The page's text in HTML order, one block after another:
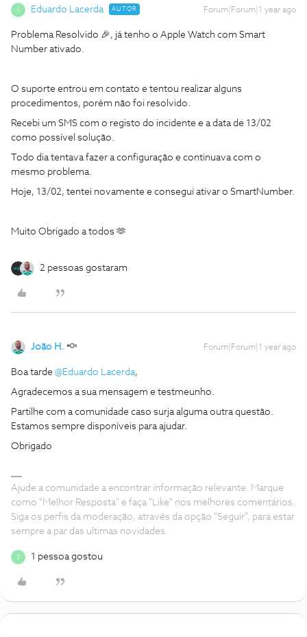
E Eduardo Lacerda AUTOR Forum|Forum|1 year ago
Problema Resolvido 🎉, já tenho o Apple Watch com Smart
Number ativado.
O suporte entrou em contato e tentou realizar alguns
procedimentos, porém não foi resolvido.
Recebi um SMS com o registo do incidente e a data de 13/02
como possível solução.
Todo dia tentava fazer a configuração e continuava com o
mesmo problema.
Hoje, 13/02, tentei novamente e consegui ativar o SmartNumber.
Muito Obrigado a todos 🫶
2 pessoas gostaram
João H. Forum|Forum|1 year ago
Boa tarde ​ @Eduardo Lacerda,
Agradecemos a sua mensagem e testmeunho.
Partilhe com a comunidade caso surja alguma outra questão.
Estamos sempre disponíveis para ajudar.
Obrigado
Ajude a comunidade a encontrar informação relevante. Marque
como "Melhor Resposta" e faça "Like" nos melhores comentários.
Siga os perfis da moderação, através da opção "Seguir", para estar
sempre a par das ultimas novidades.
E 1 pessoa gostou